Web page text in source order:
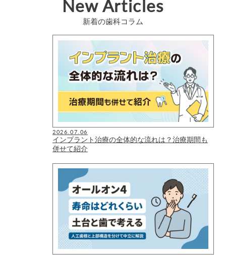
New Articles
新着の歯科コラム
2026.07.06
インプラント治療の全体的な流れは？治療期間も
併せて紹介